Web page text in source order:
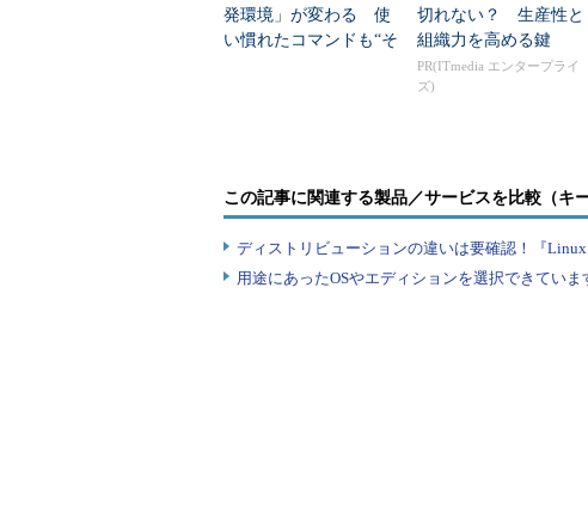
発環境」が変わる 使
い慣れたコマンドも“そ
切れない？ 生産性と
組織力を高める鍵
PR(ITmedia エンタープライ
ズ)
この記事に関連する製品／サービスを比較（キ
ディストリビューションの違いは要確認！『
用途にあったOSやエディションを選択できていま